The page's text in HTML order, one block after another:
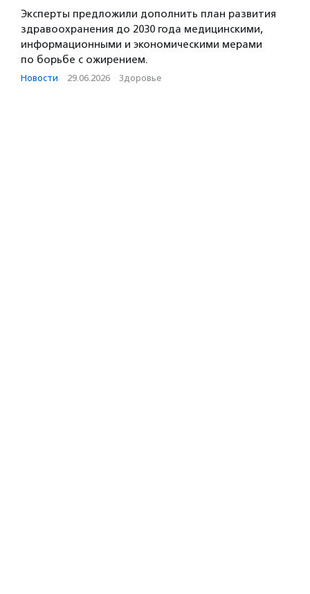
Эксперты предложили дополнить план развития
здравоохранения до 2030 года медицинскими,
информационными и экономическими мерами
по борьбе с ожирением.
Новости · 29.06.2026 · Здоровье